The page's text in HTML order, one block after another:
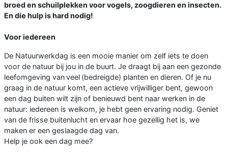
broed en schuilplekken voor vogels, zoogdieren en insecten.
En die hulp is hard nodig!
Voor iedereen
De Natuurwerkdag is een mooie manier om zelf iets te doen
voor de natuur bij jou in de buurt. Je draagt bij aan een gezonde
leefomgeving van veel (bedreigde) planten en dieren. Of je nu
graag in de natuur komt, een actieve vrijwilliger bent, gewoon
een dag buiten wilt zijn of benieuwd bent naar werken in de
natuur: iedereen is welkom, je hebt geen ervaring nodig. Geniet
van de frisse buitenlucht en ervaar hoe gezellig het is, we
maken er een geslaagde dag van.
Help je ook een dag mee?